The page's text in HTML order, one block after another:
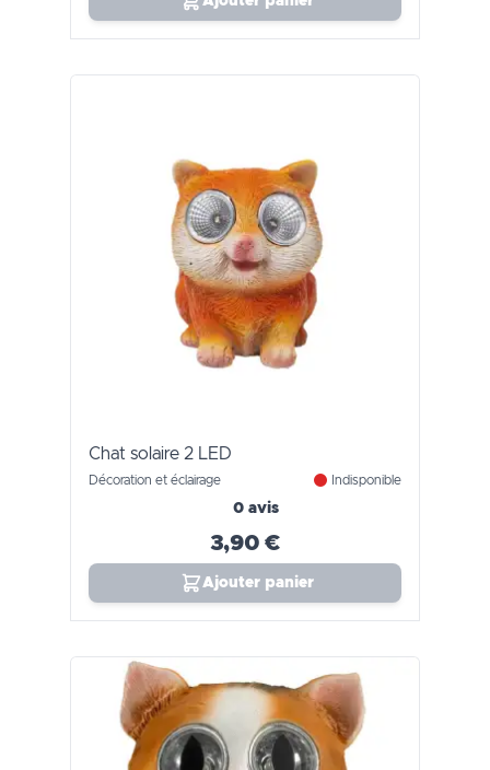
Chat solaire 2 LED
Décoration et éclairage Indisponible
0 avis
3,90 €
Ajouter panier